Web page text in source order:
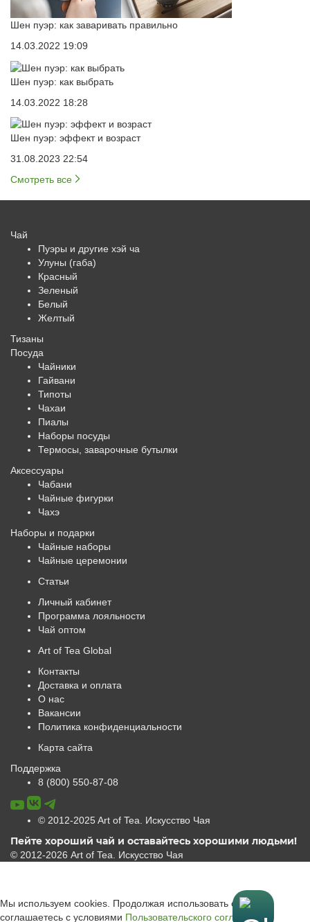
Шен пуэр: как заваривать правильно
14.03.2022 19:09
Шен пуэр: как выбрать
14.03.2022 18:28
Шен пуэр: эффект и возраст
31.08.2023 22:54
Смотреть все
Чай
Пуэры и другие хэй ча
Улуны (габа)
Красный
Зеленый
Белый
Желтый
Тизаны
Посуда
Чайники
Гайвани
Типоты
Чахаи
Пиалы
Наборы посуды
Термосы, заварочные бутылки
Аксессуары
Чабани
Чайные фигурки
Чахэ
Наборы и подарки
Чайные наборы
Чайные церемонии
Статьи
Личный кабинет
Программа лояльности
Чай оптом
Art of Tea Global
Контакты
Доставка и оплата
О нас
Вакансии
Политика конфиденциальности
Карта сайта
Поддержка
8 (800) 550-87-08
© 2012-2025 Art of Tea. Искусство Чая
Пейте хороший чай и оставайтесь хорошими людьми!
© 2012-2026 Art of Tea. Искусство Чая
Мы используем cookies. Продолжая использовать сайт, вы
соглашаетесь с условиями Пользовательского соглашения